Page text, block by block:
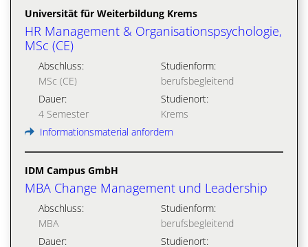
Universität für Weiterbildung Krems
HR Management & Organisationspsychologie,
MSc (CE)
Abschluss:
MSc (CE)
Studienform:
berufsbegleitend
Dauer:
4 Semester
Studienort:
Krems
Informationsmaterial anfordern
IDM Campus GmbH
MBA Change Management und Leadership
Abschluss:
MBA
Studienform:
berufsbegleitend
Dauer:
Studienort: